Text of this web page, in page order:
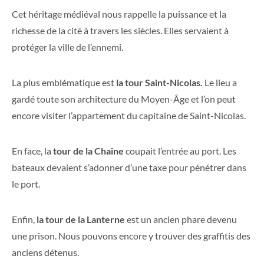
Cet héritage médiéval nous rappelle la puissance et la
richesse de la cité à travers les siècles. Elles servaient à
protéger la ville de l’ennemi.
La plus emblématique est la tour Saint-Nicolas. Le lieu a
gardé toute son architecture du Moyen-Âge et l’on peut
encore visiter l’appartement du capitaine de Saint-Nicolas.
En face, la tour de la Chaîne coupait l’entrée au port. Les
bateaux devaient s’adonner d’une taxe pour pénétrer dans
le port.
Enfin, la tour de la Lanterne est un ancien phare devenu
une prison. Nous pouvons encore y trouver des graffitis des
anciens détenus.